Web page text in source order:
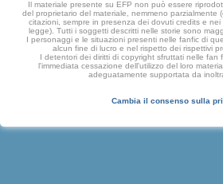
Il materiale presente su EFP non può essere
del proprietario del materiale, nemmeno parzialmente
citazioni, sempre in presenza dei dovuti credits e nei
legge). Tutti i soggetti descritti nelle storie sono
I personaggi e le situazioni presenti nelle fanfic di
alcun fine di lucro e nel rispetto dei rispettivi
I detentori dei diritti di copyright sfruttati nelle fan
l'immediata cessazione dell'utilizzo del loro
adeguatamente supportata da
Cambia il consenso sulla